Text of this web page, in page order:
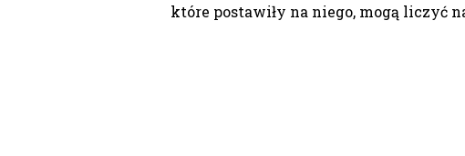
które postawiły na niego, mogą liczyć